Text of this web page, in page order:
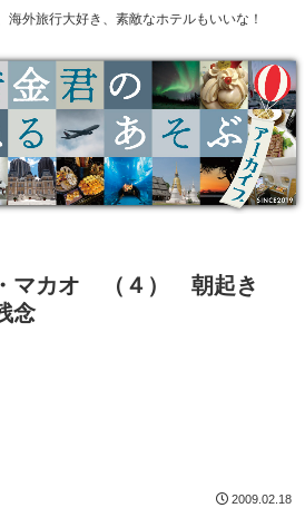
海外旅行大好き、素敵なホテルもいいな！
マカオ （４） 朝起き
念
2009.02.18